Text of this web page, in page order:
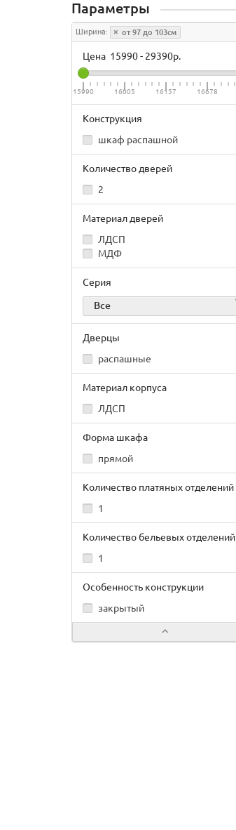
Параметры
Ширина: от 97 до 103см
Цена 15990- 29390р.
15990 16005 16157 16678
Конструкция
шкаф распашной
Количество дверей
2
Материал дверей
ЛДСП
МДФ
Серия
Все
Дверцы
распашные
Материал корпуса
ЛДСП
Форма шкафа
прямой
Количество платяных отделений
1
Количество бельевых отделений
1
Особенность конструкции
закрытый